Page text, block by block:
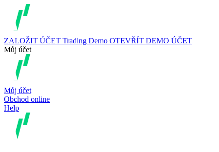
ZALOŽIT ÚČET Trading Demo OTEVŘÍT DEMO ÚČET
Můj účet
Můj účet
Obchod online
Help